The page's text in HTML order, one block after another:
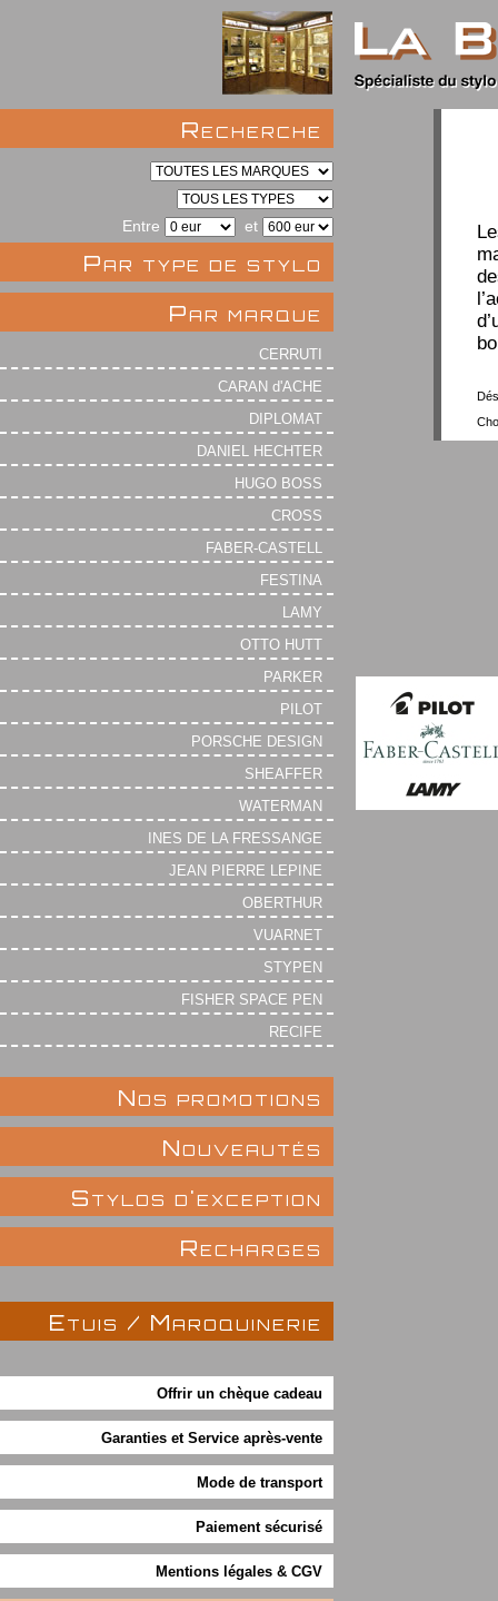
Recherche
Entre et
Par type de stylo
Par marque
CERRUTI
CARAN d'ACHE
DIPLOMAT
DANIEL HECHTER
HUGO BOSS
CROSS
FABER-CASTELL
FESTINA
LAMY
OTTO HUTT
PARKER
PILOT
PORSCHE DESIGN
SHEAFFER
WATERMAN
INES DE LA FRESSANGE
JEAN PIERRE LEPINE
OBERTHUR
VUARNET
STYPEN
FISHER SPACE PEN
RECIFE
Nos promotions
Nouveautés
Stylos d'exception
Recharges
Etuis / Maroquinerie
Offrir un chèque cadeau
Garanties et Service après-vente
Mode de transport
Paiement sécurisé
Mentions légales & CGV